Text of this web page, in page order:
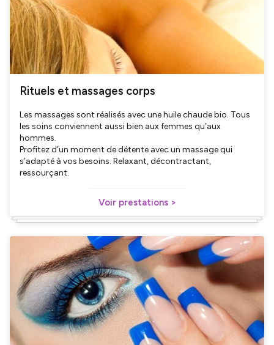
Rituels et massages corps
Les massages sont réalisés avec une huile chaude bio. Tous
les soins conviennent aussi bien aux femmes qu’aux
hommes.
Profitez d’un moment de détente avec un massage qui
s’adapté à vos besoins. Relaxant, décontractant,
ressourçant.
Voir prestations >